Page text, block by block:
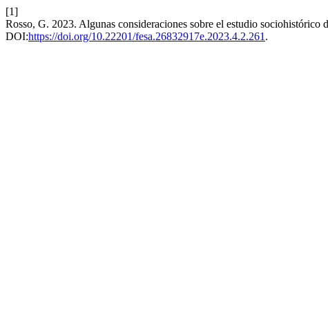
[1]
Rosso, G. 2023. Algunas consideraciones sobre el estudio sociohistórico
DOI:https://doi.org/10.22201/fesa.26832917e.2023.4.2.261 .